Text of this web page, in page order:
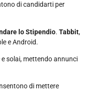
di candidarti per
lo Stipendio. Tabbit,
e Android.
solai, mettendo annunci
di mettere